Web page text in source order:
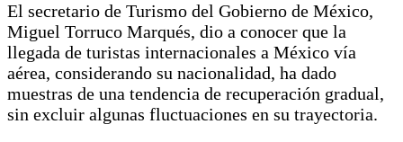
El secretario de Turismo del Gobierno de México,
Miguel Torruco Marqués, dio a conocer que la
llegada de turistas internacionales a México vía
aérea, considerando su nacionalidad, ha dado
muestras de una tendencia de recuperación gradual,
sin excluir algunas fluctuaciones en su trayectoria.